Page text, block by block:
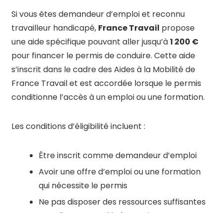
Si vous êtes demandeur d’emploi et reconnu
travailleur handicapé, France Travail propose
une aide spécifique pouvant aller jusqu’à1 200 €
pour financer le permis de conduire. Cette aide
s’inscrit dans le cadre des Aides à la Mobilité de
France Travail et est accordée lorsque le permis
conditionne l’accès à un emploi ou une formation.
Les conditions d’éligibilité incluent :
Être inscrit comme demandeur d’emploi
Avoir une offre d’emploi ou une formation
qui nécessite le permis
Ne pas disposer des ressources suffisantes